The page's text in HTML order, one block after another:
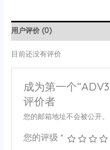
用户评价 (0)
目前还没有评价
成为第一个
评价者
您的邮箱地址不会被公开。
您的评级 *